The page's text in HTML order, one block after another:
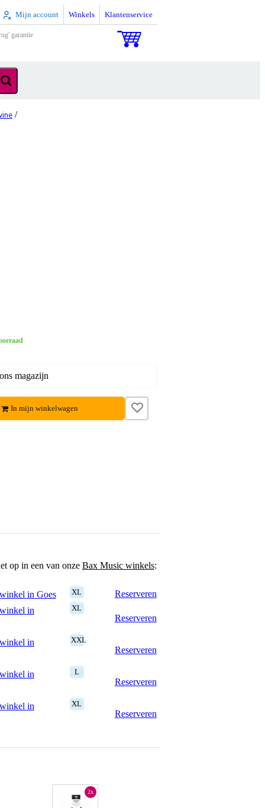
Mijn account Winkels Klantenservice
garantie
/
magazijn
In mijn winkelwagen
op in een van onze Bax Music winkels:
in Goes XL
Reserveren
in
XL
Reserveren
in
XXL
Reserveren
in
L
Reserveren
in
XL
Reserveren
2x